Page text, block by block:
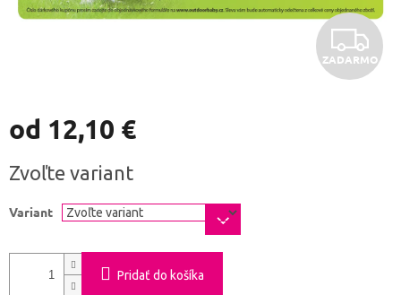
Z
A
ZADARMO
od 12,10 €
cena:
Zvoľte variant
Variant
Pridať do košíka